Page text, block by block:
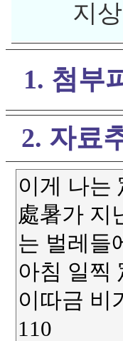
지
1. 첨부
2. 자료